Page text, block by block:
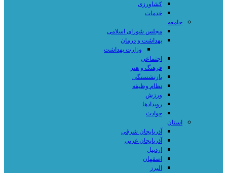
کشاورزی
خدمات
جامعه
مجلس شورای اسلامی
بهداشت و درمان
وزارت بهداشت
اجتماعی
فرهنگ و هنر
بازنشستگی
نظام وظیفه
ورزش
رویدادها
حوادث
استان
آذربایجان شرقی
آذربایجان غربی
اردبیل
اصفهان
البرز